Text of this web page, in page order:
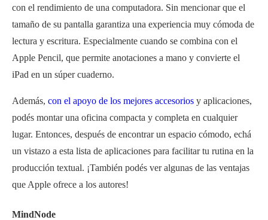
con el rendimiento de una computadora. Sin mencionar que el
tamaño de su pantalla garantiza una experiencia muy cómoda de
lectura y escritura. Especialmente cuando se combina con el
Apple Pencil, que permite anotaciones a mano y convierte el
iPad en un súper cuaderno.
Además, con el apoyo de los mejores accesorios y aplicaciones,
podés montar una oficina compacta y completa en cualquier
lugar. Entonces, después de encontrar un espacio cómodo, echá
un vistazo a esta lista de aplicaciones para facilitar tu rutina en la
producción textual. ¡También podés ver algunas de las ventajas
que Apple ofrece a los autores!
MindNode